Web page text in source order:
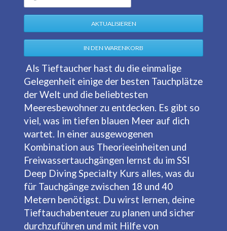
Als Tieftaucher hast du die einmalige
Gelegenheit einige der besten Tauchplätze
der Welt und die beliebtesten
Meeresbewohner zu entdecken. Es gibt so
viel, was im tiefen blauen Meer auf dich
wartet. In einer ausgewogenen
Kombination aus Theorieeinheiten und
Freiwassertauchgängen lernst du im SSI
Deep Diving Specialty Kurs alles, was du
für Tauchgänge zwischen 18 und 40
Metern benötigst. Du wirst lernen, deine
Tieftauchabenteuer zu planen und sicher
durchzuführen und mit Hilfe von